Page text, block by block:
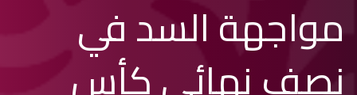
مواجهة السد في
نصف نهائي كأس